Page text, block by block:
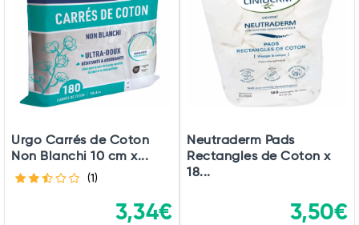
Total
Commander
Urgo Carrés de Coton
Non Blanchi 10 cm x...
(1)
3,34€
Neutraderm Pads
Rectangles de Coton x
18...
3,50€